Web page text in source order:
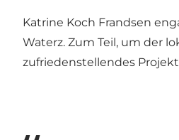
Katrine Koch Frandsen
Waterz. Zum Teil, um der
zufriedenstellendes